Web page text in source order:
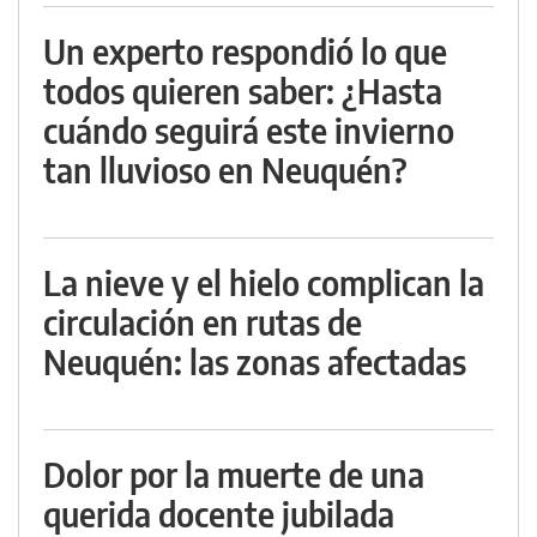
Un experto respondió lo que
todos quieren saber: ¿Hasta
cuándo seguirá este invierno
tan lluvioso en Neuquén?
La nieve y el hielo complican la
circulación en rutas de
Neuquén: las zonas afectadas
Dolor por la muerte de una
querida docente jubilada